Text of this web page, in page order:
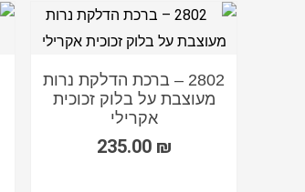
2802 – ברכת הדלקת נרות
מעוצבת על בלוק זכוכית
אקרילי
235.00 ₪